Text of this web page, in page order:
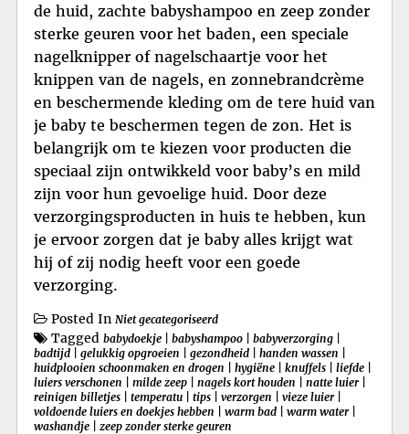
de huid, zachte babyshampoo en zeep zonder
sterke geuren voor het baden, een speciale
nagelknipper of nagelschaartje voor het
knippen van de nagels, en zonnebrandcrème
en beschermende kleding om de tere huid van
je baby te beschermen tegen de zon. Het is
belangrijk om te kiezen voor producten die
speciaal zijn ontwikkeld voor baby’s en mild
zijn voor hun gevoelige huid. Door deze
verzorgingsproducten in huis te hebben, kun
je ervoor zorgen dat je baby alles krijgt wat
hij of zij nodig heeft voor een goede
verzorging.
Posted In Niet gecategoriseerd
Tagged babydoekje babyshampoo babyverzorging
badtijd
gelukkig opgroeien gezondheid handen wassen
huidplooien schoonmaken en drogen
hygiëne knuffels liefde
luiers verschonen
milde zeep nagels kort houden natte luier
reinigen billetjes
temperatu tips verzorgen vieze luier
voldoende luiers en doekjes hebben
warm bad warm water
washandje
zeep zonder sterke geuren